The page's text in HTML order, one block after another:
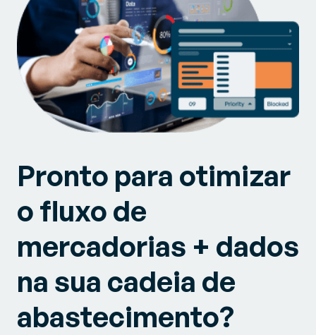
Pronto para otimizar
o fluxo de
mercadorias + dados
na sua cadeia de
abastecimento?